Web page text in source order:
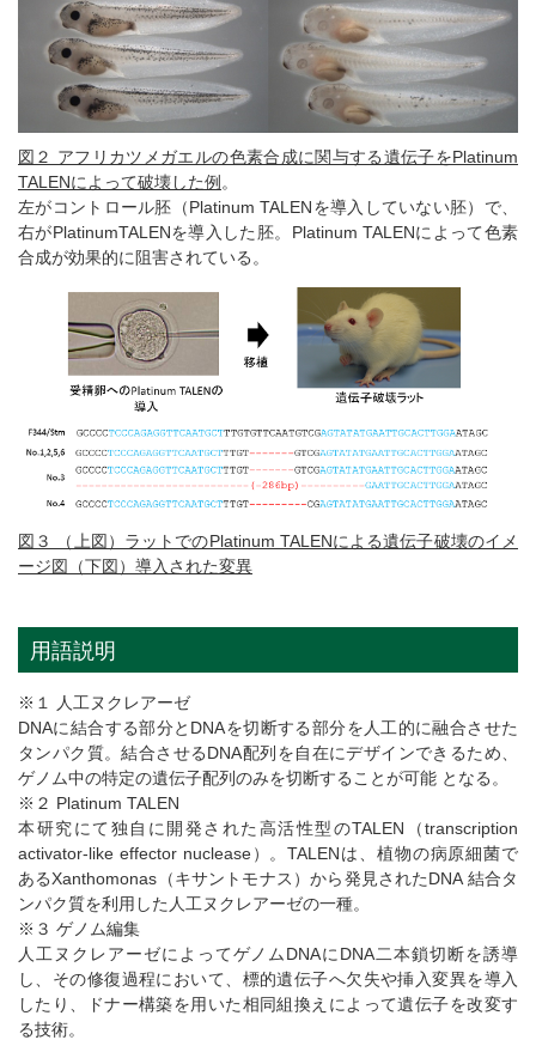
図２ アフリカツメガエルの色素合成に関与する遺伝子をPlatinum
TALENによって破壊した例 。
左がコントロール胚（Platinum TALENを導入していない胚）で、
右がPlatinumTALENを導入した胚。Platinum TALENによって色素
合成が効果的に阻害されている。
図３ （上図）ラットでのPlatinum TALENによる遺伝子破壊のイメ
ージ図（下図）導入された変異
用語説明
※１ 人工ヌクレアーゼ
DNAに結合する部分とDNAを切断する部分を人工的に融合させた
タンパク質。結合させるDNA配列を自在にデザインできるため、
ゲノム中の特定の遺伝子配列のみを切断することが可能 となる。
※２ Platinum TALEN
本研究にて独自に開発された高活性型のTALEN（transcription
activator-like effector nuclease）。TALENは、植物の病原細菌で
あるXanthomonas（キサントモナス）から発見されたDNA 結合タ
ンパク質を利用した人工ヌクレアーゼの一種。
※３ ゲノム編集
人工ヌクレアーゼによってゲノムDNAにDNA二本鎖切断を誘導
し、その修復過程において、標的遺伝子へ欠失や挿入変異を導入
したり、ドナー構築を用いた相同組換えによって遺伝子を改変す
る技術。